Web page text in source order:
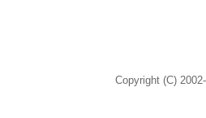
Copyright (C)